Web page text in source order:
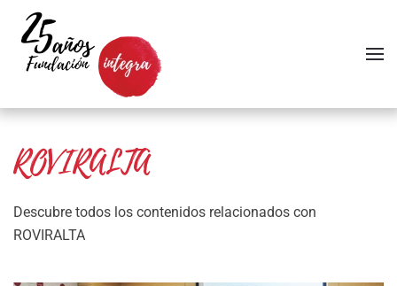
Skip to main content
ROVIRALTA
Descubre todos los contenidos relacionados con
ROVIRALTA